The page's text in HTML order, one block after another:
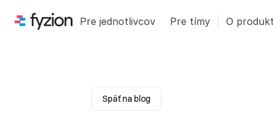
Pre jednotlivcov Pre tímy O
Späť na blog